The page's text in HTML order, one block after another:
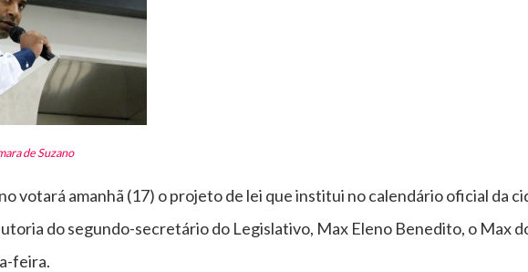
de Suzano
votará amanhã (17) o projeto de lei que institui no calendário oficial da
do segundo-secretário do Legislativo, Max Eleno Benedito, o Max
feira.